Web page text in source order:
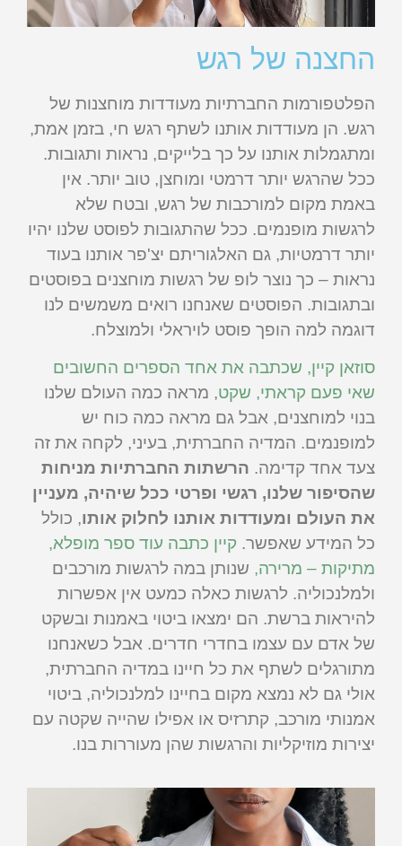
החצנה של רגש
הפלטפורמות החברתיות מעודדות מוחצנות של
רגש. הן מעודדות אותנו לשתף רגש חי, בזמן אמת,
ומתגמלות אותנו על כך בלייקים, נראות ותגובות.
ככל שהרגש יותר דרמטי ומוחצן, טוב יותר. אין
באמת מקום למורכבות של רגש, ובטח שלא
לרגשות מופנמים. ככל שהתגובות לפוסט שלנו יהיו
יותר דרמטיות, גם האלגוריתם יצ'פר אותנו בעוד
נראות – כך נוצר לופ של רגשות מוחצנים בפוסטים
ובתגובות. הפוסטים שאנחנו רואים משמשים לנו
דוגמה למה הופך פוסט לויראלי ולמוצלח.
סוזאן קיין, שכתבה את אחד הספרים החשובים
שאי פעם קראתי, שקט, מראה כמה העולם שלנו
בנוי למוחצנים, אבל גם מראה כמה כוח יש
למופנמים. המדיה החברתית, בעיני, לקחה את זה
צעד אחד קדימה. הרשתות החברתיות מניחות
שהסיפור שלנו, רגשי ופרטי ככל שיהיה, מעניין
את העולם ומעודדות אותנו לחלוק אותו, כולל
כל המידע שאפשר. קיין כתבה עוד ספר מופלא,
מתיקות – מרירה, שנותן במה לרגשות מורכבים
ולמלנכוליה. לרגשות כאלה כמעט אין אפשרות
להיראות ברשת. הם ימצאו ביטוי באמנות ובשקט
של אדם עם עצמו בחדרי חדרים. אבל כשאנחנו
מתורגלים לשתף את כל חיינו במדיה החברתית,
אולי גם לא נמצא מקום בחיינו למלנכוליה, ביטוי
אמנותי מורכב, קתרזיס או אפילו שהייה שקטה עם
יצירות מוזיקליות והרגשות שהן מעוררות בנו.